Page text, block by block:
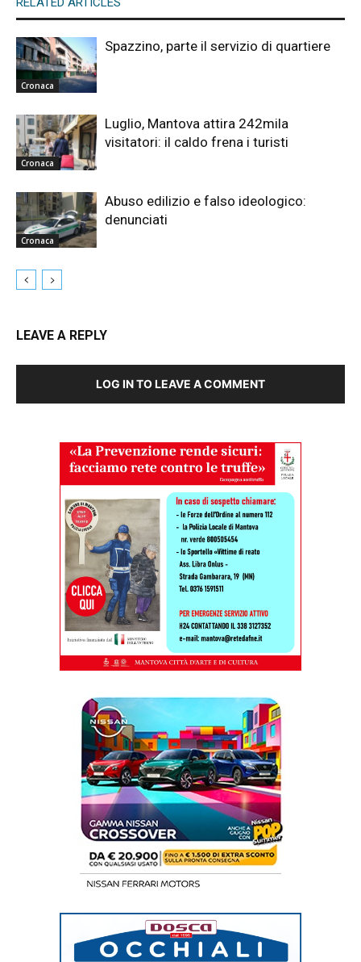
Cronaca
Spazzino, parte il servizio di quartiere
Cronaca
Luglio, Mantova attira 242mila
visitatori: il caldo frena i turisti
Cronaca
Abuso edilizio e falso ideologico:
denunciati
LEAVE A REPLY
LOG IN TO LEAVE A COMMENT